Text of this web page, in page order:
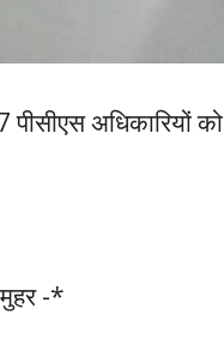
अधिकारियों को
-*